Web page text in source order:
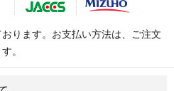
ります。お支払い方法は、ご注文
。